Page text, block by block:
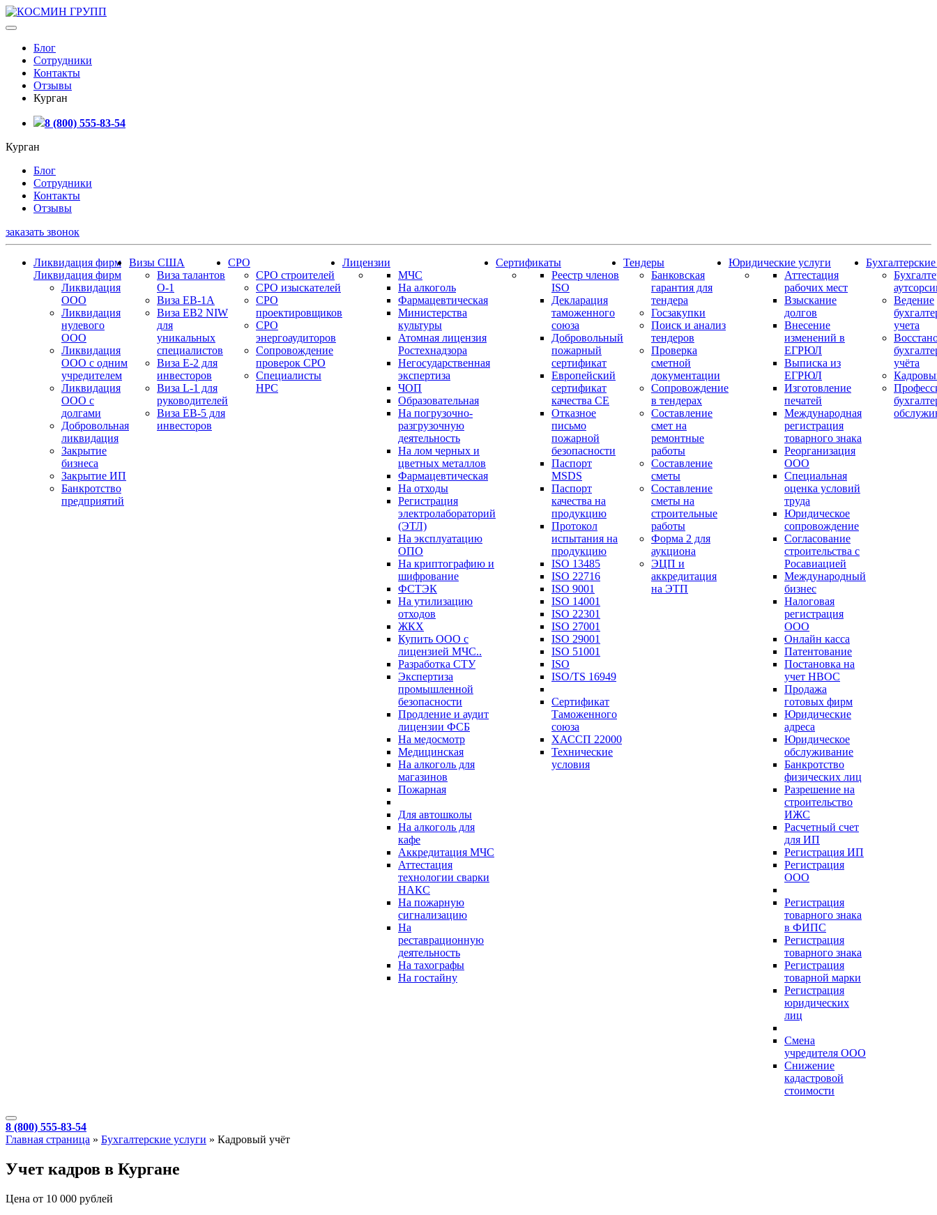
Блог
Сотрудники
Контакты
Отзывы
Курган
8 (800) 555-83-54
Курган
Блог
Сотрудники
Контакты
Отзывы
заказать звонок
Ликвидация фирм
Ликвидация фирм
Ликвидация
ООО
Ликвидация
нулевого
ООО
Ликвидация
ООО с одним
учредителем
Ликвидация
ООО с
долгами
Добровольная
ликвидация
Закрытие
бизнеса
Закрытие ИП
Банкротство
предприятий
Визы США
Виза талантов
О-1
Виза EB-1A
Виза EB2 NIW
для
уникальных
специалистов
Виза E-2 для
инвесторов
Виза L-1 для
руководителей
Виза EB-5 для
инвесторов
СРО
СРО строителей
СРО изыскателей
СРО
проектировщиков
СРО
энергоаудиторов
Сопровождение
проверок СРО
Специалисты
НРС
Лицензии
МЧС
На алкоголь
Фармацевтическая
Министерства
культуры
Атомная лицензия
Ростехнадзора
Негосударственная
экспертиза
ЧОП
Образовательная
На погрузочно-
разгрузочную
деятельность
На лом черных и
цветных металлов
Фармацевтическая
На отходы
Регистрация
электролабораторий
(ЭТЛ)
На эксплуатацию
ОПО
На криптографию и
шифрование
ФСТЭК
На утилизацию
отходов
ЖКХ
Купить ООО с
лицензией МЧС..
Разработка СТУ
Экспертиза
промышленной
безопасности
Продление и аудит
лицензии ФСБ
На медосмотр
Медицинская
На алкоголь для
магазинов
Пожарная
Для автошколы
На алкоголь для
кафе
Аккредитация МЧС
Аттестация
технологии сварки
НАКС
На пожарную
сигнализацию
На
реставрационную
деятельность
На тахографы
На гостайну
Сертификаты
Реестр членов
ISO
Декларация
таможенного
союза
Добровольный
пожарный
сертификат
Европейский
сертификат
качества СЕ
Отказное
письмо
пожарной
безопасности
Паспорт
МSDS
Паспорт
качества на
продукцию
Протокол
испытания на
продукцию
ISO 13485
ISO 22716
ISO 9001
ISO 14001
ISO 22301
ISO 27001
ISO 29001
ISO 51001
ISO
ISO/TS 16949
Сертификат
Таможенного
союза
ХАССП 22000
Технические
условия
Тендеры
Банковская
гарантия для
тендера
Госзакупки
Поиск и анализ
тендеров
Проверка
сметной
документации
Сопровождение
в тендерах
Составление
смет на
ремонтные
работы
Составление
сметы
Составление
сметы на
строительные
работы
Форма 2 для
аукциона
ЭЦП и
аккредитация
на ЭТП
Юридические услуги
Аттестация
рабочих мест
Взыскание
долгов
Внесение
изменений в
ЕГРЮЛ
Выписка из
ЕГРЮЛ
Изготовление
печатей
Международная
регистрация
товарного знака
Реорганизация
ООО
Специальная
оценка условий
труда
Юридическое
сопровождение
Согласование
строительства с
Росавиацией
Международный
бизнес
Налоговая
регистрация
ООО
Онлайн касса
Патентование
Постановка на
учет НВОС
Продажа
готовых фирм
Юридические
адреса
Юридическое
обслуживание
Банкротство
физических лиц
Разрешение на
строительство
ИЖС
Расчетный счет
для ИП
Регистрация ИП
Регистрация
ООО
Регистрация
товарного знака
в ФИПС
Регистрация
товарного знака
Регистрация
товарной марки
Регистрация
юридических
лиц
Смена
учредителя ООО
Снижение
кадастровой
стоимости
Ведение
учета
учёта
8 (800) 555-83-54
Главная страница » Бухгалтерские услуги » Кадровый учёт
Учет кадров в Кургане
Цена от 10 000 рублей